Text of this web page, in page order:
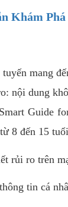
Khám
mang
nội dung
Guide
8 đến 15
rủi ro trên
tin cá